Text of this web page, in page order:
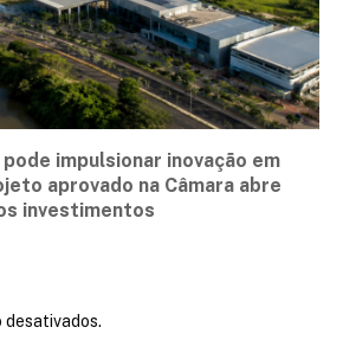
impulsionar inovação em
aprovado na Câmara abre
investimentos
desativados.